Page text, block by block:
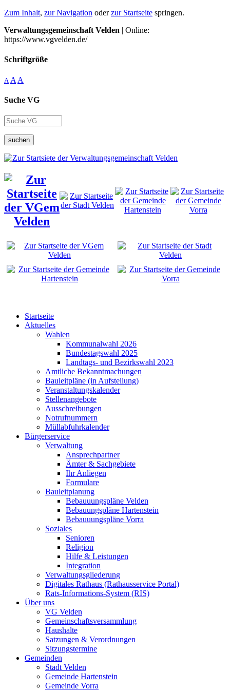
Zum Inhalt, zur Navigation oderzur Startseite springen.
Verwaltungsgemeinschaft Velden | Online:
https://www.vgvelden.de/
Schriftgröße
A A A
Suche VG
suchen
Startseite
Aktuelles
Wahlen
Kommunalwahl 2026
Bundestagswahl 2025
Landtags- und Bezirkswahl 2023
Amtliche Bekanntmachungen
Bauleitpläne (in Aufstellung)
Veranstaltungskalender
Stellenangebote
Ausschreibungen
Notrufnummern
Müllabfuhrkalender
Bürgerservice
Verwaltung
Ansprechpartner
Ämter & Sachgebiete
Ihr Anliegen
Formulare
Bauleitplanung
Bebauuungspläne Velden
Bebauungspläne Hartenstein
Bebauuungspläne Vorra
Soziales
Senioren
Religion
Hilfe & Leistungen
Integration
Verwaltungsgliederung
Digitales Rathaus (Rathausservice Portal)
Rats-Informations-System (RIS)
Über uns
VG Velden
Gemeinschaftsversammlung
Haushalte
Satzungen & Verordnungen
Sitzungstermine
Gemeinden
Stadt Velden
Gemeinde Hartenstein
Gemeinde Vorra